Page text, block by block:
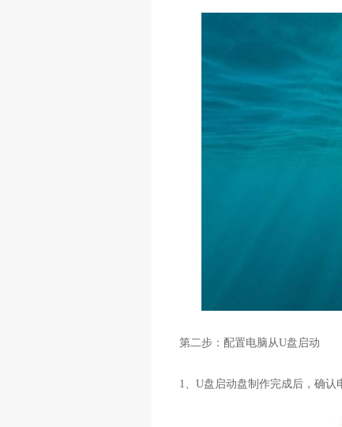
第二步：配置电脑从U盘启动
1、 U盘启动盘制作完成后，确认